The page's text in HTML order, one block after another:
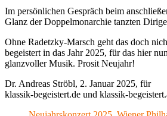
Im persönlichen Gespräch beim
Glanz der Doppelmonarchie tanzten
Ohne Radetzky-Marsch geht das doch
begeistert in das Jahr 2025, für das hier
glanzvoller Musik. Prosit Neujahr!
Dr. Andreas Ströbl, 2. Januar 2025, für
klassik-begeistert.de und klassik-